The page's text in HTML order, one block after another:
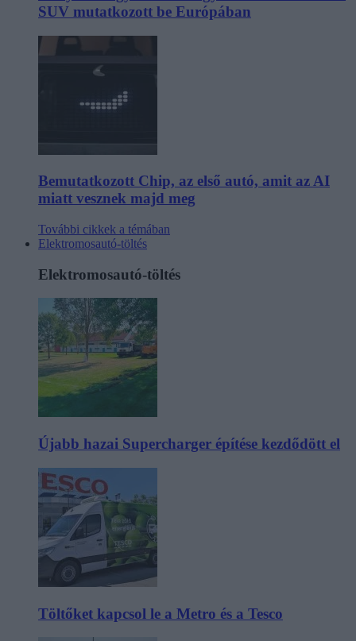
SUV mutatkozott be Európában
Bemutatkozott Chip, az első autó, amit az AI
miatt vesznek majd meg
További cikkek a témában
Elektromosautó-töltés
Elektromosautó-töltés
Újabb hazai Supercharger építése kezdődött el
Töltőket kapcsol le a Metro és a Tesco